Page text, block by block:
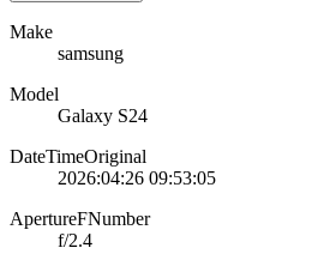
Make
samsung
Model
Galaxy S24
DateTimeOriginal
2026:04:26 09:53:05
ApertureFNumber
f/2.4